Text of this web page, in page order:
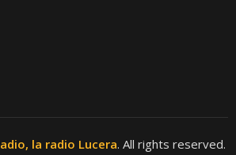
la radio Lucera. All rights reserved.